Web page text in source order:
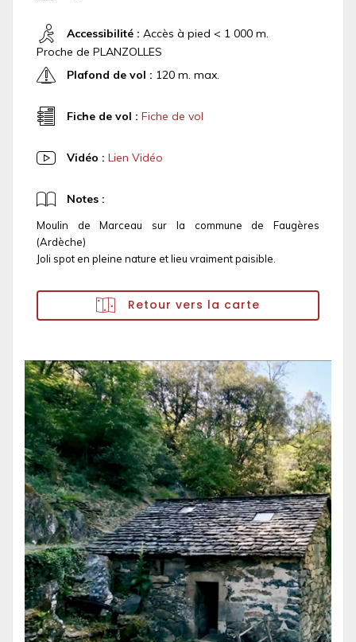
Accessibilité : Accès à pied < 1 000 m.
Proche de PLANZOLLES
Plafond de vol : 120 m. max.
Fiche de vol : Fiche de vol
Vidéo : Lien Vidéo
Notes :
Moulin de Marceau sur la commune de Faugères
(Ardèche)
Joli spot en pleine nature et lieu vraiment paisible.
Retour vers la carte